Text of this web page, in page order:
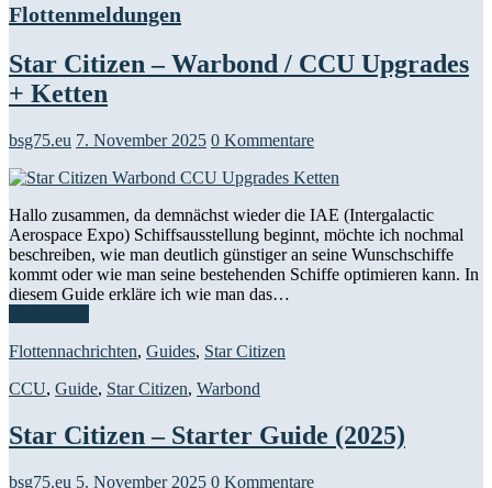
Flottenmeldungen
Star Citizen – Warbond / CCU Upgrades
+ Ketten
bsg75.eu 7. November 2025 0 Kommentare
Hallo zusammen, da demnächst wieder die IAE (Intergalactic
Aerospace Expo) Schiffsausstellung beginnt, möchte ich nochmal
beschreiben, wie man deutlich günstiger an seine Wunschschiffe
kommt oder wie man seine bestehenden Schiffe optimieren kann. In
diesem Guide erkläre ich wie man das…
Flottennachrichten, Guides, Star Citizen
CCU, Guide, Star Citizen, Warbond
Star Citizen – Starter Guide (2025)
bsg75.eu 5. November 2025 0 Kommentare